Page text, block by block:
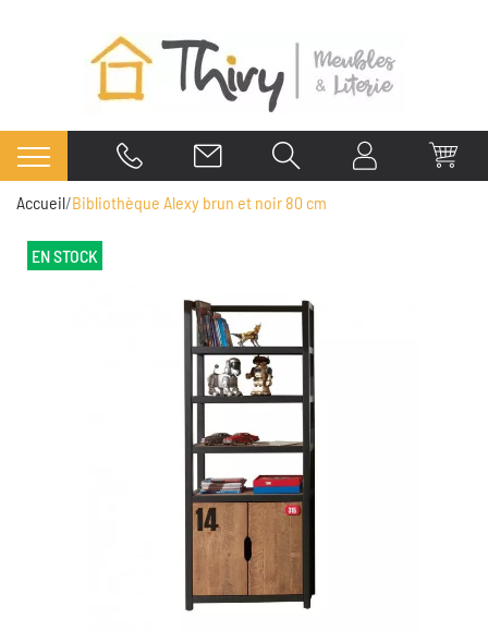
Accueil Bibliothèque Alexy brun et noir 80 cm
EN STOCK